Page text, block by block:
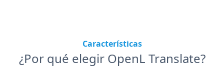
Características
¿Por qué elegir OpenL Translate?